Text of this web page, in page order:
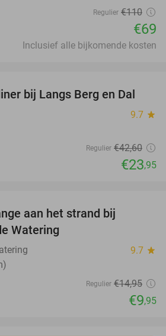
Regulier €110
€69
Inclusief alle bijkomende kosten
44%
bij Langs Berg en Dal
9.7 star
Regulier €42,60
€23,95
aan het strand bij
Watering
9.7 star
Regulier €14,95
€9,95